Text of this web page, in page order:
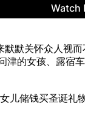
默关怀众人视
津的女孩、露
储钱买圣诞